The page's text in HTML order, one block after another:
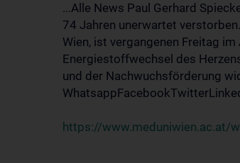
...Alle News Paul Gerhard
74 Jahren unerwartet
Wien, ist vergangenen Freitag
Energiestoffwechsel des
und der Nachwuchsförderung
https://www.meduniwien.ac.at/